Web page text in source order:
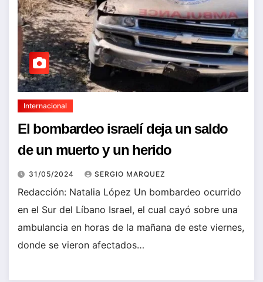
Internacional
El bombardeo israelí deja un saldo
de un muerto y un herido
31/05/2024 SERGIO MARQUEZ
Redacción: Natalia López Un bombardeo ocurrido
en el Sur del Líbano Israel, el cual cayó sobre una
ambulancia en horas de la mañana de este viernes,
donde se vieron afectados…